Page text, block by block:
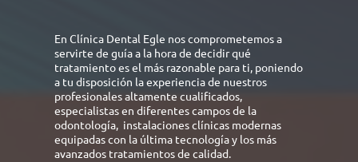
En Clínica Dental Egle nos comprometemos a
servirte de guía a la hora de decidir qué
tratamiento es el más razonable para ti, poniendo
a tu disposición la experiencia de nuestros
profesionales altamente cualificados,
especialistas en diferentes campos de la
odontología, instalaciones clínicas modernas
equipadas con la última tecnología y los más
avanzados tratamientos de calidad.